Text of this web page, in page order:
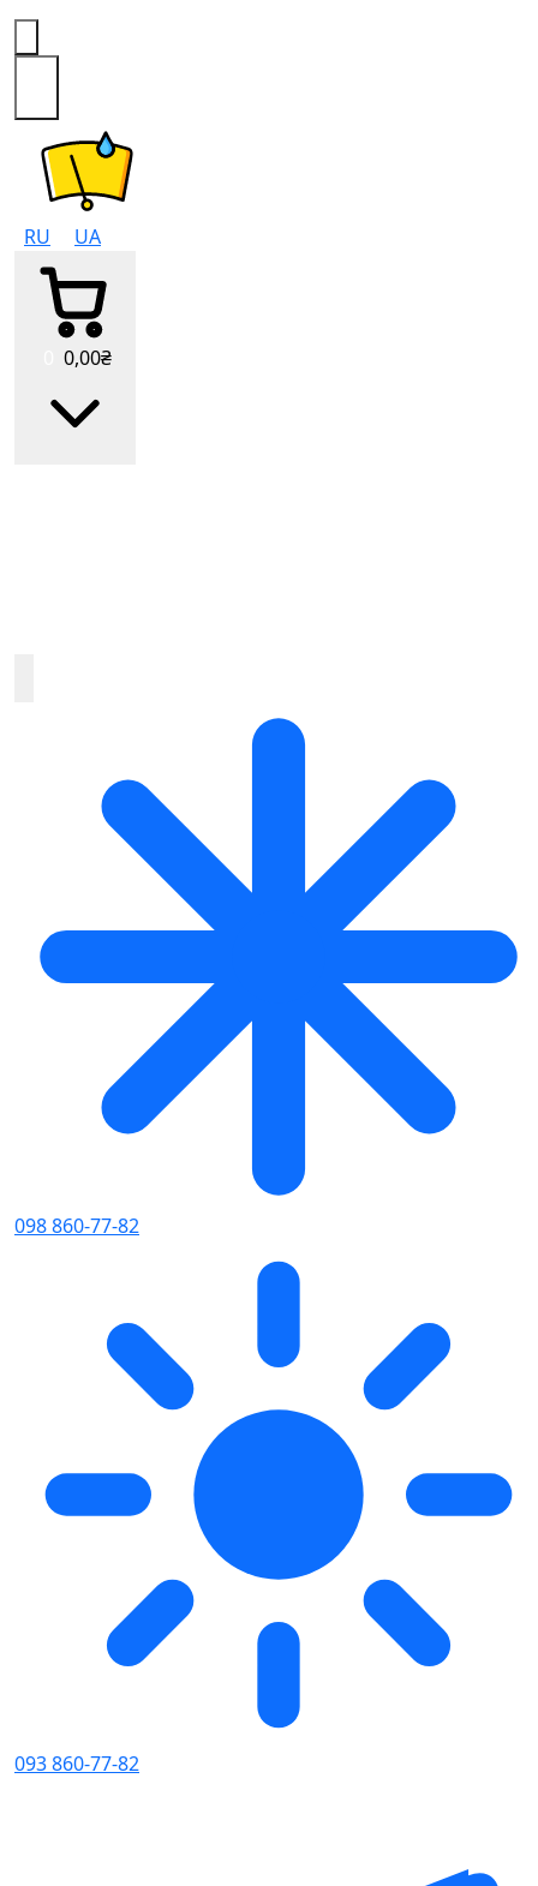
RU UA
0,00₴
098 860-77-82
093 860-77-82